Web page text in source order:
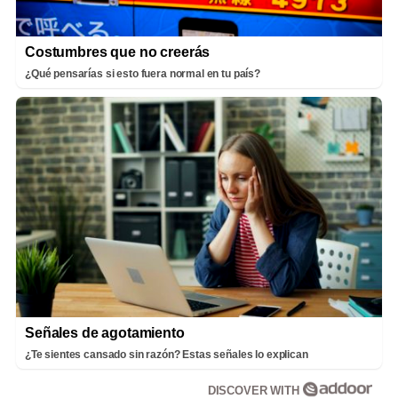
Costumbres que no creerás
¿Qué pensarías si esto fuera normal en tu país?
Señales de agotamiento
¿Te sientes cansado sin razón? Estas señales lo explican
DISCOVER WITH